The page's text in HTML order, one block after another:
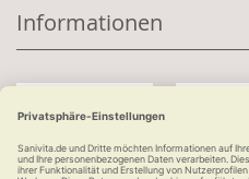
Informationen